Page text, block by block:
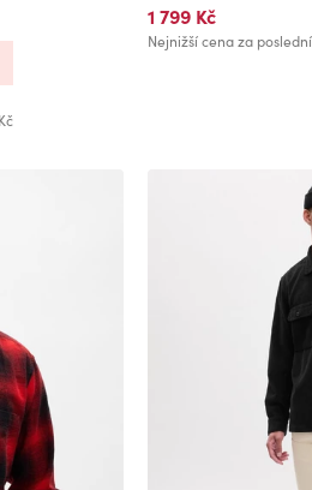
1 799 Kč
Nejnižší cena za